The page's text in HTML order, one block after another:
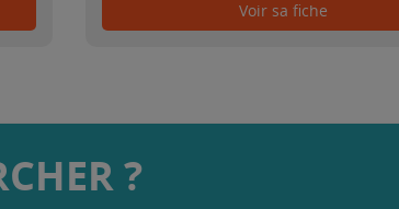
Voir sa fiche
?